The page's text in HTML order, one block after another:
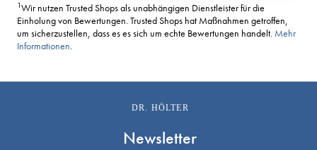
1Wir nutzen Trusted Shops als unabhängigen Dienstleister für die
Einholung von Bewertungen. Trusted Shops hat Maßnahmen getroffen,
um sicherzustellen, dass es es sich um echte Bewertungen handelt. Mehr
Informationen.
DR. HÖLTER
Newsletter